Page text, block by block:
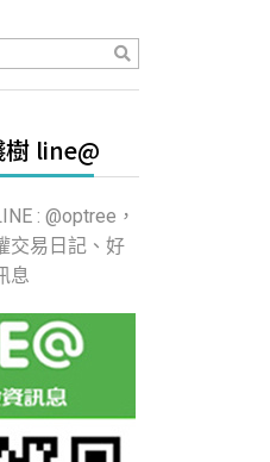
line@
: @optree，
交易日記、好
息